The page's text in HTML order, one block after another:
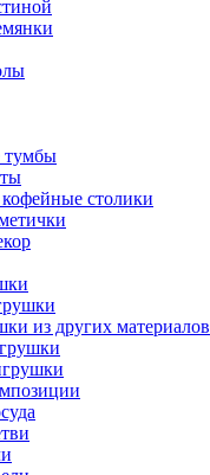
тумбы
столики
из других материалов